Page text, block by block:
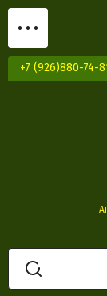
+7 (926)880-74-